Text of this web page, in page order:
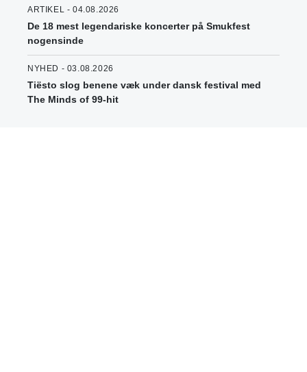
ARTIKEL - 04.08.2026
De 18 mest legendariske koncerter på Smukfest
nogensinde
NYHED - 03.08.2026
Tiësto slog benene væk under dansk festival med
The Minds of 99-hit